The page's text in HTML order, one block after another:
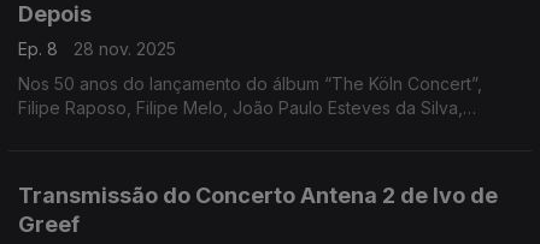
Depois
Ep. 8
28 nov. 2025
Nos 50 anos do lançamento do álbum “The Köln Concert”,
Filipe Raposo, Filipe Melo, João Paulo Esteves da Silva,
Transmissão do Concerto Antena 2 de Ivo de
Greef